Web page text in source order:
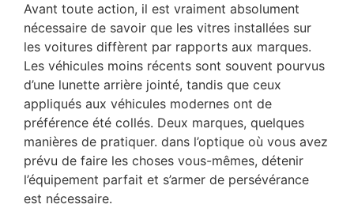
Avant toute action, il est vraiment absolument
nécessaire de savoir que les vitres installées sur
les voitures diffèrent par rapports aux marques.
Les véhicules moins récents sont souvent pourvus
d’une lunette arrière jointé, tandis que ceux
appliqués aux véhicules modernes ont de
préférence été collés. Deux marques, quelques
manières de pratiquer. dans l’optique où vous avez
prévu de faire les choses vous-mêmes, détenir
l’équipement parfait et s’armer de persévérance
est nécessaire.